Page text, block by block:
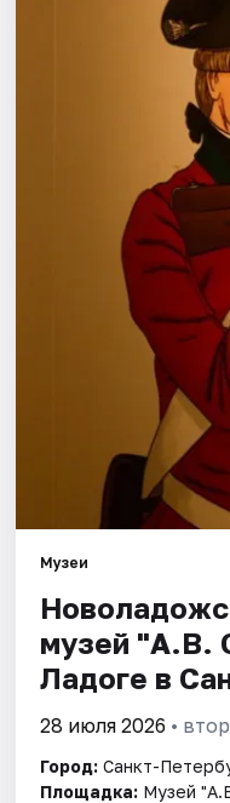
Музеи
музей "А.В.
Ладоге в
28 июля 2026 •
Город: Санкт-
Площадка: Музей